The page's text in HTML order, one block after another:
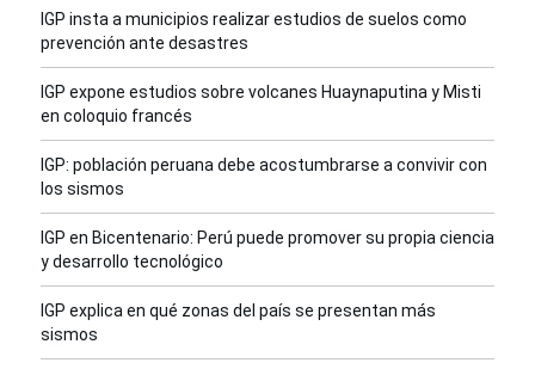
IGP insta a municipios realizar estudios de suelos como
prevención ante desastres
IGP expone estudios sobre volcanes Huaynaputina y Misti
en coloquio francés
IGP: población peruana debe acostumbrarse a convivir con
los sismos
IGP en Bicentenario: Perú puede promover su propia ciencia
y desarrollo tecnológico
IGP explica en qué zonas del país se presentan más
sismos